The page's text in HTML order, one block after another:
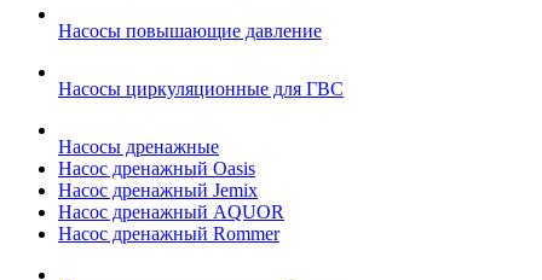
Насосы повышающие давление
Насосы циркуляционные для ГВС
Насосы дренажные
Насос дренажный Oasis
Насос дренажный Jemix
Насос дренажный AQUOR
Насос дренажный Rommer